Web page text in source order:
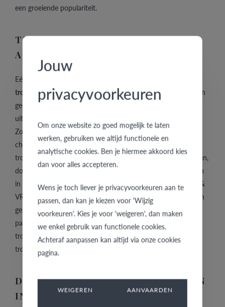
een groeiende populariteit.
TROUWRINGEN IN WITGOUD OF IN
ANDERE KLEUREN EN STIJLEN
Eén van de meest populaire trouwringen momenteel zijn dus
trouwringen in witgoud, maar uiteraard blijven trouwringen in
geelgoud ook nog steeds veel gekozen. Bij VdB & VR zijn er
uiteraard meerdere keuzemogelijkheden op gebied van kleur.
Zo kan je kiezen voor goudkleurige trouwringen,
champagnekleurige trouwringen, warmrooskleurige
trouwringen, zilverkleurige trouwringen, lichtgrijze trouwringen,
donkergrijze trouwringen, zwarte trouwringen of trouwringen
in meerdere kleuren. Op gebied van materiaal kan je bij VdB &
VR kiezen uit trouwringen in goud (waaronder trouwringen in
geelgoud entrouwringen in witgoud), trouwringen in
palladium, trouwringen in zilver, trouwringen in edelstaal,
trouwringen in black steel, trouwringen in titanium of
trouwringen in gecombineerde materialen.
DE VOORDELEN VAN TROUWRINGEN
IN WITGOUD
Jouw
privacyvoorkeuren
Om onze website zo goed mogelijk te laten
werken, gebruiken we altijd functionele en
analytische cookies. Ben je hiermee akkoord kies
dan voor alles accepteren.
Wens je toch liever je privacyvoorkeuren aan te
passen, dan kan je kiezen voor 'Wijzig
voorkeuren'. Kies je voor 'weigeren', dan maken
we enkel gebruik van functionele cookies.
Achteraf aanpassen kan altijd via onze cookies
pagina.
WEIGEREN AANVAARDEN